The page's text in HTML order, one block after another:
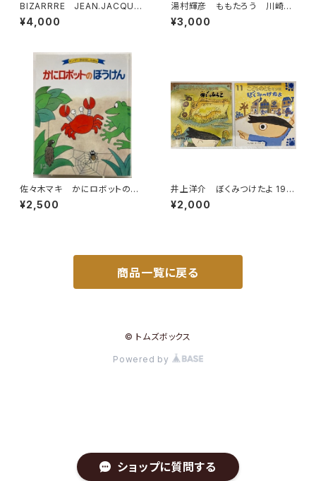
ショップに質問する
BIZARRRE JEAN.JACQUE
S PAUVERT編 1964年 BI
ZARRE36-37
¥4,000
湯村輝彦 ももたろう 川崎
洋 1987年 初版 ミキハウ
ス
¥3,000
佐々木マキ かにロボットのぼ
うけん 森田文 キンダーおは
なしえほん17集12 1983年
¥2,500
井上洋介 ぼくみつけたよ 199
9年 あじのひらき 2002年 こ
どものとも年少版２冊セット 絵
¥2,000
商品一覧に戻る
© トムズボックス
Powered by